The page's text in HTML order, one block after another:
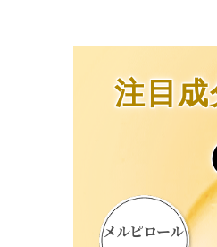
注目
メルピロール